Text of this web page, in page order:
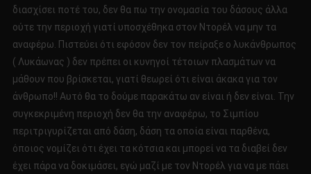
διασχίσει ποτέ του, δεν θα πω την ονομασία του δάσους άλλα
ούτε την περιοχή γιατί υποσχέθηκα στον Ντορέλ να μην τα
αναφέρω. Πιστεύει ότι εφόσον δεν τον πείραξε ο λυκάνθρωπος
( Λυκάωνας ) δεν πρέπει οι κυνηγοί τέτοιων πλασμάτων να
μάθουν που βρίσκεται, γιατί θεωρεί ότι είναι άκακα για τον
άνθρωπο!! Αυτό θα το δούμε παρακάτω αν είναι ή δεν είναι. Την
συγκεκριμένη περιοχή δεν θα την αναφέρω, το Σιμπίου
περιτριγυρίζεται από δάση, δάση τα οποία είναι παρθένα,
όποιος νομίζει ότι έχει τα κότσια και μπορεί να τα διαβεί δεν
έχει πάρα να δοκιμάσει, εγώ μαζί με τον Ντορέλ για να με πάει